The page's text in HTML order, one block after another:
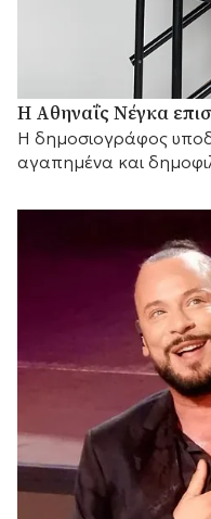
Η Αθηναΐς Νέγκα
H δημοσιογράφος
αγαπημένα και